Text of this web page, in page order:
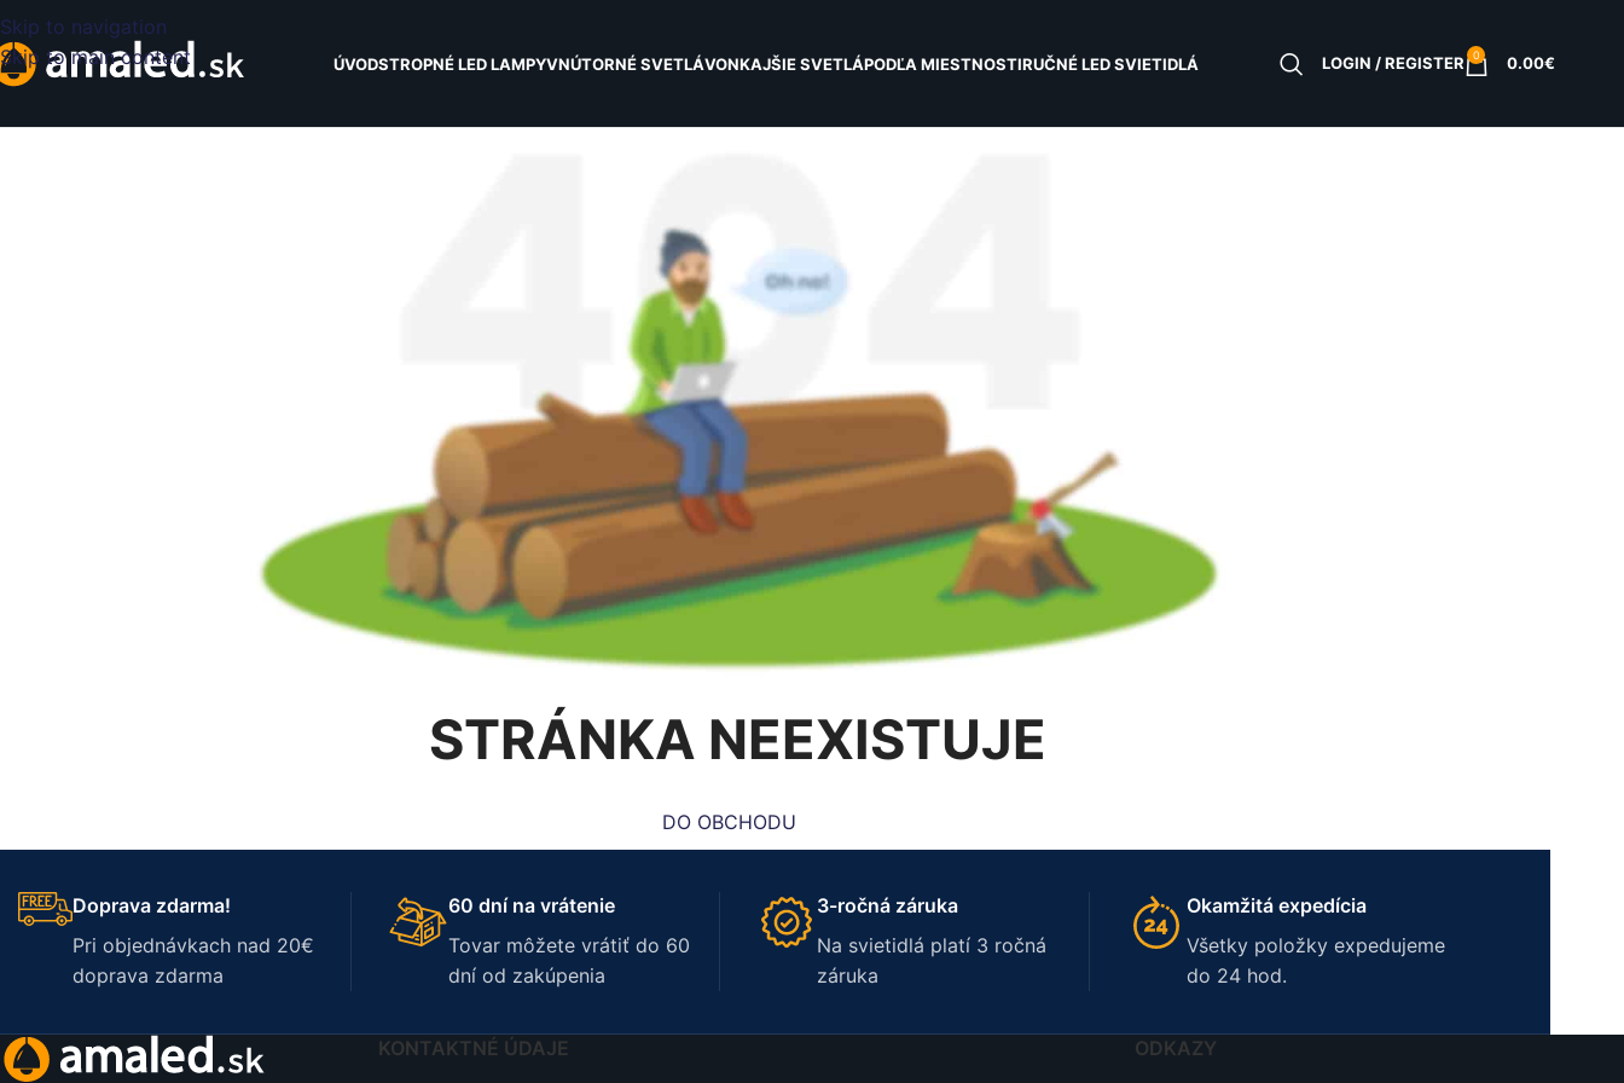
Skip to navigation
Skip to main content
ÚVODSTROPNÉ LED LAMPYVNÚTORNÉ SVETLÁVONKAJŠIE SVETLÁPODĽA MIESTNOSTIRUČNÉ LED SVIETIDLÁ LOGIN / REGISTER 0 0.00€
STRÁNKA NEEXISTUJE
DO OBCHODU
Doprava zdarma!
Pri objednávkach nad 20€
doprava zdarma
60 dní na vrátenie
Tovar môžete vrátiť do 60
dní od zakúpenia
3-ročná záruka
Na svietidlá platí 3 ročná
záruka
Okamžitá expedícia
Všetky položky expedujeme
do 24 hod.
KONTAKTNÉ ÚDAJE ODKAZY